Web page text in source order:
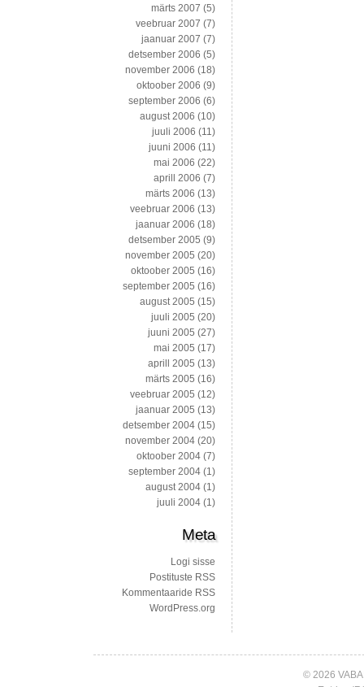
märts 2007 (5)
veebruar 2007 (7)
jaanuar 2007 (7)
detsember 2006 (5)
november 2006 (18)
oktoober 2006 (9)
september 2006 (6)
august 2006 (10)
juuli 2006 (11)
juuni 2006 (11)
mai 2006 (22)
aprill 2006 (7)
märts 2006 (13)
veebruar 2006 (13)
jaanuar 2006 (18)
detsember 2005 (9)
november 2005 (20)
oktoober 2005 (16)
september 2005 (16)
august 2005 (15)
juuli 2005 (20)
juuni 2005 (27)
mai 2005 (17)
aprill 2005 (13)
märts 2005 (16)
veebruar 2005 (12)
jaanuar 2005 (13)
detsember 2004 (15)
november 2004 (20)
oktoober 2004 (7)
september 2004 (1)
august 2004 (1)
juuli 2004 (1)
Meta
Logi sisse
Postituste RSS
Kommentaaride RSS
WordPress.org
© 2026